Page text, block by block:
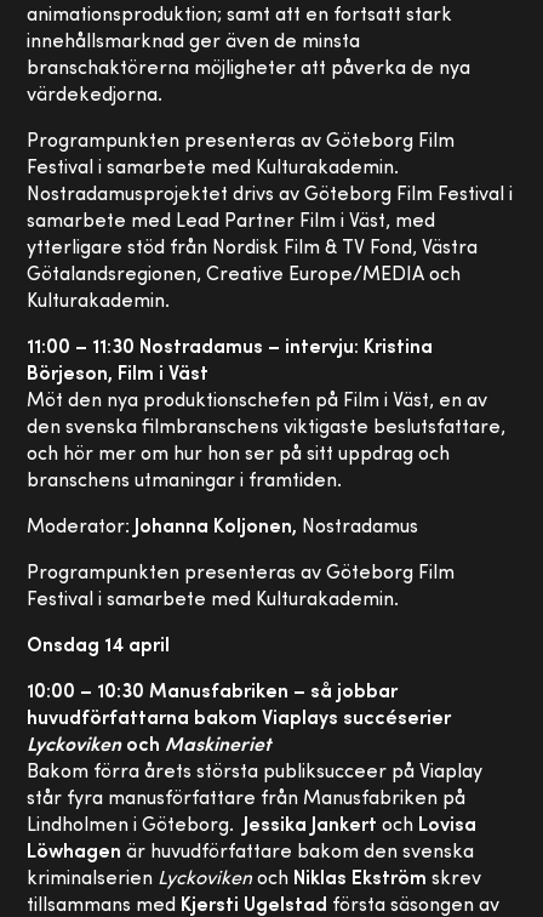
animationsproduktion; samt att en fortsatt stark
innehållsmarknad ger även de minsta
branschaktörerna möjligheter att påverka de nya
värdekedjorna.
Programpunkten presenteras av Göteborg Film
Festival i samarbete med Kulturakademin.
Nostradamusprojektet drivs av Göteborg Film Festival i
samarbete med Lead Partner Film i Väst, med
ytterligare stöd från Nordisk Film & TV Fond, Västra
Götalandsregionen, Creative Europe/MEDIA och
Kulturakademin.
11:00 – 11:30 Nostradamus – intervju: Kristina
Börjeson, Film i Väst
Möt den nya produktionschefen på Film i Väst, en av
den svenska filmbranschens viktigaste beslutsfattare,
och hör mer om hur hon ser på sitt uppdrag och
branschens utmaningar i framtiden.
Moderator: Johanna Koljonen, Nostradamus
Programpunkten presenteras av Göteborg Film
Festival i samarbete med Kulturakademin.
Onsdag 14 april
10:00 – 10:30 Manusfabriken – så jobbar
huvudförfattarna bakom Viaplays succéserier
Lyckovikenoch Maskineriet
Bakom förra årets största publiksucceer på Viaplay
står fyra manusförfattare från Manusfabriken på
Lindholmen i Göteborg.
Jessika Jankert och Lovisa
Löwhagen är huvudförfattare bakom den svenska
kriminalserien Lyckoviken och Niklas Ekström skrev
tillsammans med Kjersti Ugelstad första säsongen av